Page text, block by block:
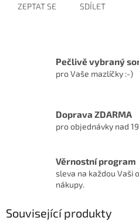
ZEPTAT SE SDÍLET
Pečlivě vybraný
pro Vaše mazlíčky :-)
Doprava ZDARMA
pro objednávky nad
Věrnostní program
sleva na každou Vaši
nákupy.
Související produkty